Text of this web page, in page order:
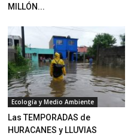
MILLÓN...
Ecología y Medio Ambiente
Las TEMPORADAS de
HURACANES y LLUVIAS